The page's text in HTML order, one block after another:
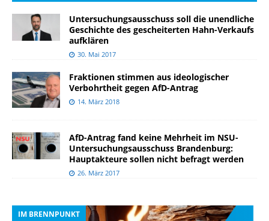
Untersuchungsausschuss soll die unendliche
Geschichte des gescheiterten Hahn-Verkaufs
aufklären
30. Mai 2017
Fraktionen stimmen aus ideologischer
Verbohrtheit gegen AfD-Antrag
14. März 2018
AfD-Antrag fand keine Mehrheit im NSU-
Untersuchungsausschuss Brandenburg:
Hauptakteure sollen nicht befragt werden
26. März 2017
IM BRENNPUNKT